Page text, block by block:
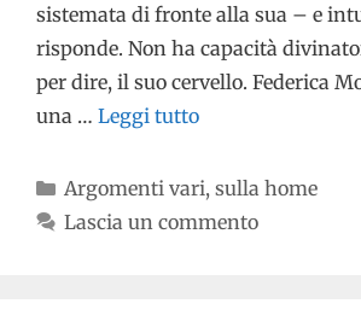
sistemata di fronte alla sua – e
risponde. Non ha capacità
per dire, il suo cervello. Federica
una … Leggi tutto
Argomenti vari, sulla home
Lascia un commento